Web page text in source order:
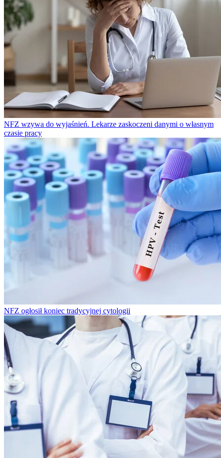
NFZ wzywa do wyjaśnień. Lekarze zaskoczeni danymi o własnym
czasie pracy
NFZ ogłosił koniec tradycyjnej cytologii